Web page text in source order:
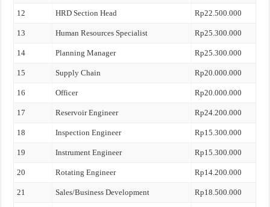
12 HRD Section Head Rp22.500.000
13 Human Resources Specialist Rp25.300.000
14 Planning Manager Rp25.300.000
15 Supply Chain Rp20.000.000
16 Officer Rp20.000.000
17 Reservoir Engineer Rp24.200.000
18 Inspection Engineer Rp15.300.000
19 Instrument Engineer Rp15.300.000
20 Rotating Engineer Rp14.200.000
21 Sales/Business Development Rp18.500.000